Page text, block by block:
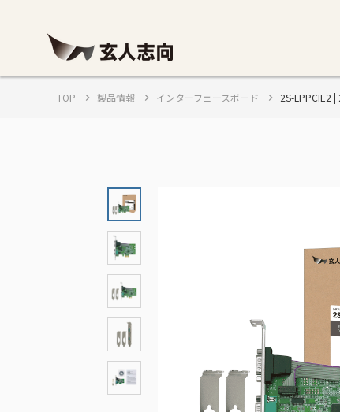
TOP 製品情報 インターフェースボード 2S-LPPCIE2